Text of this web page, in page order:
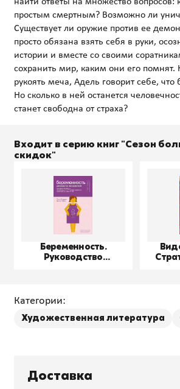
простым смертным? Возможно ли
Существует ли оружие против ее
просто обязана взять себя в руки,
истории и вместе со своими
сохранить мир, каким они его помнят.
рукоять меча, Адель говорит себе,
Но сколько в ней останется
станет свободна от страха?
Входит в серию книг "Сезон
скидок"
Беременность.
Руководство
Категории:
Художественная литература
Доставка